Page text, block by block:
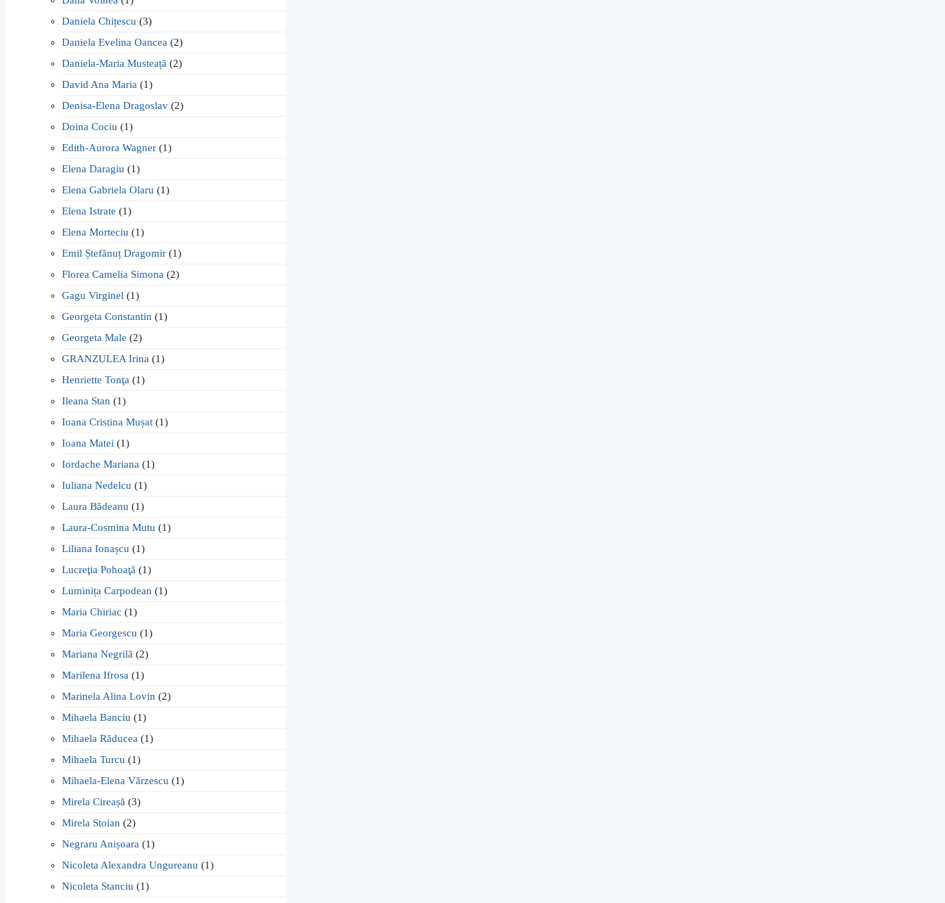
Daniela Chițescu (3)
Daniela Evelina Oancea (2)
Daniela-Maria Musteață (2)
David Ana Maria (1)
Denisa-Elena Dragoslav (2)
Doina Cociu (1)
Edith-Aurora Wagner (1)
Elena Daragiu (1)
Elena Gabriela Olaru (1)
Elena Istrate (1)
Elena Morteciu (1)
Emil Ștefănuț Dragomir (1)
Florea Camelia Simona (2)
Gagu Virginel (1)
Georgeta Constantin (1)
Georgeta Male (2)
GRANZULEA Irina (1)
Henriette Tonţa (1)
Ileana Stan (1)
Ioana Cristina Mușat (1)
Ioana Matei (1)
Iordache Mariana (1)
Iuliana Nedelcu (1)
Laura Bădeanu (1)
Laura-Cosmina Mutu (1)
Liliana Ionașcu (1)
Lucreţia Pohoaţă (1)
Luminița Carpodean (1)
Maria Chiriac (1)
Maria Georgescu (1)
Mariana Negrilă (2)
Marilena Ifrosa (1)
Marinela Alina Lovin (2)
Mihaela Banciu (1)
Mihaela Răducea (1)
Mihaela Turcu (1)
Mihaela-Elena Vărzescu (1)
Mirela Cireașă (3)
Mirela Stoian (2)
Negraru Anișoara (1)
Nicoleta Alexandra Ungureanu (1)
Nicoleta Stanciu (1)